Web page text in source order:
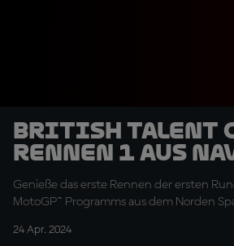
British Talent
Rennen 1 aus
Genieße das erste Rennen der ersten
MotoGP™ Programms aus dem Norden
24 Apr. 2024